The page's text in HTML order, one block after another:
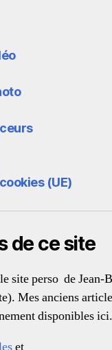
(UE)
de ce site
site perso de Jean-
Mes anciens
disponibles ici.